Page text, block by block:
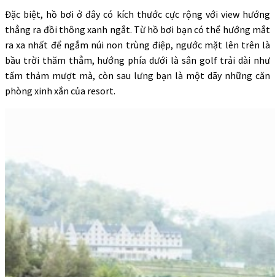
Đặc biệt, hồ bơi ở đây có kích thước cực rộng với view hướng
thẳng ra đồi thông xanh ngắt. Từ hồ bơi bạn có thể hướng mắt
ra xa nhất để ngắm núi non trùng điệp, ngước mặt lên trên là
bầu trời thăm thẳm, hướng phía dưới là sân golf trải dài như
tấm thảm mượt mà, còn sau lưng bạn là một dãy những căn
phòng xinh xắn của resort.